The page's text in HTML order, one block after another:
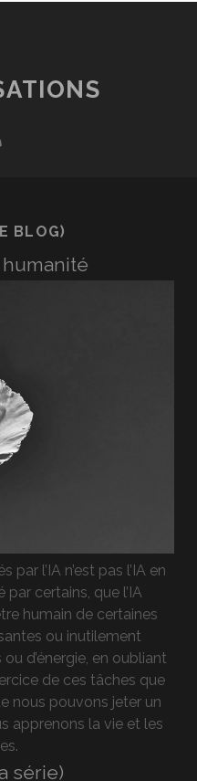
rss
BLOG)
par l’IA n’est pas l’IA en
par certains, que l’IA
humain de certaines
ou inutilement
d’énergie, en oubliant
de ces tâches que
nous pouvons jeter un
apprenons la vie et les
série)